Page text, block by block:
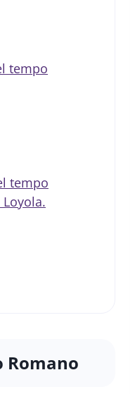
tempo
tempo
Romano